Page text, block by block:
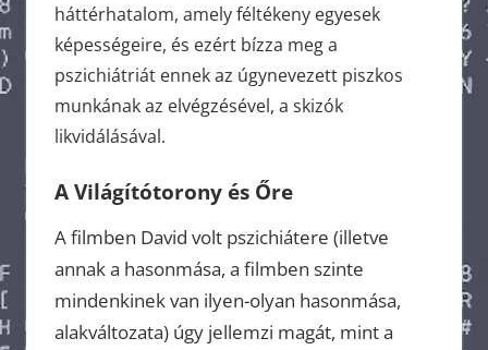
háttérhatalom, amely féltékeny egyesek
képességeire, és ezért bízza meg a
pszichiátriát ennek az úgynevezett piszkos
munkának az elvégzésével, a skizók
likvidálásával.
A Világítótorony és Őre
A filmben David volt pszichiátere (illetve
annak a hasonmása, a filmben szinte
mindenkinek van ilyen-olyan hasonmása,
alakváltozata) úgy jellemzi magát, mint a